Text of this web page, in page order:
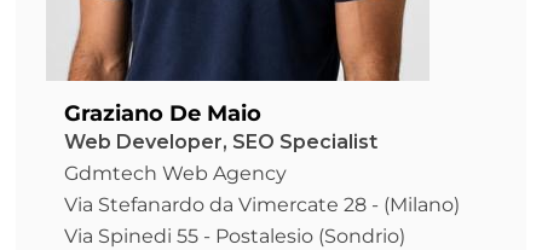
Graziano De Maio
Web Developer, SEO Specialist
Gdmtech Web Agency
Via Stefanardo da Vimercate 28 - (Milano)
Via Spinedi 55 - Postalesio (Sondrio)